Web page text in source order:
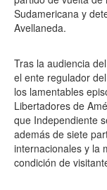
Sudamericana y
Avellaneda.
Tras la audiencia
el ente regulador
los lamentables
Libertadores de
que Independiente
además de siete
internacionales y la
condición de